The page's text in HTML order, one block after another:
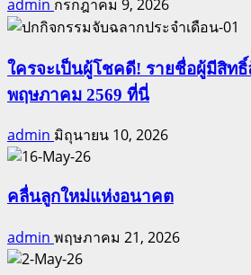
admin กรกฎาคม 9, 2026
ใครจะเป็นผู้โชคดี! รายชื่อผู้มีสิทธิ์
พฤษภาคม 2569 ที่นี่
admin มิถุนายน 10, 2026
คลื่นลูกใหม่แห่งอนาคต
admin พฤษภาคม 21, 2026